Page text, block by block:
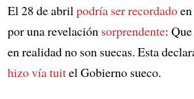
El 28 de abrilpodría ser recordadoen
por una revelación sorprendente:
en realidad no son suecas. Esta
hizo vía tuitel Gobierno sueco.